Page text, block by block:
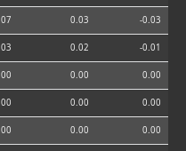
0.03 -0.03
0.02 -0.01
0.00 0.00
0.00 0.00
0.00 0.00